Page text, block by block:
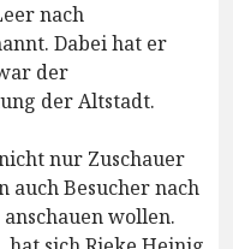
nach
Dabei hat er
der
der Altstadt.
nur Zuschauer
auch Besucher nach
wollen.